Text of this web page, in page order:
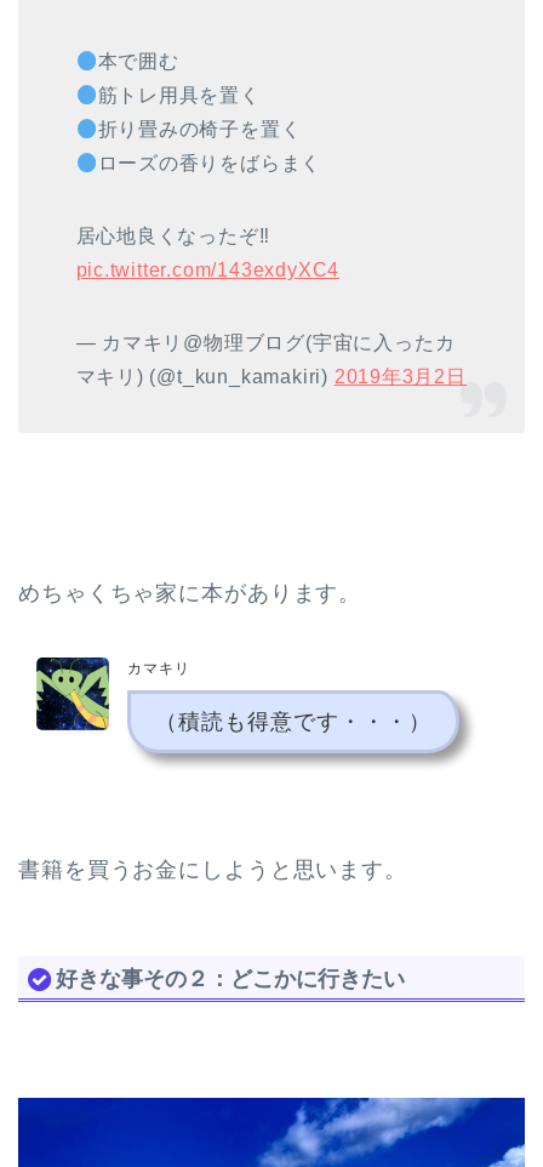
本で囲む
筋トレ用具を置く
折り畳みの椅子を置く
ローズの香りをばらまく
居心地良くなったぞ‼
pic.twitter.com/143exdyXC4
— カマキリ@物理ブログ(宇宙に入ったカ
マキリ) (@t_kun_kamakiri) 2019年3月2日
めちゃくちゃ家に本があります。
カマキリ
（積読も得意です・・・）
書籍を買うお金にしようと思います。
好きな事その２：どこかに行きたい